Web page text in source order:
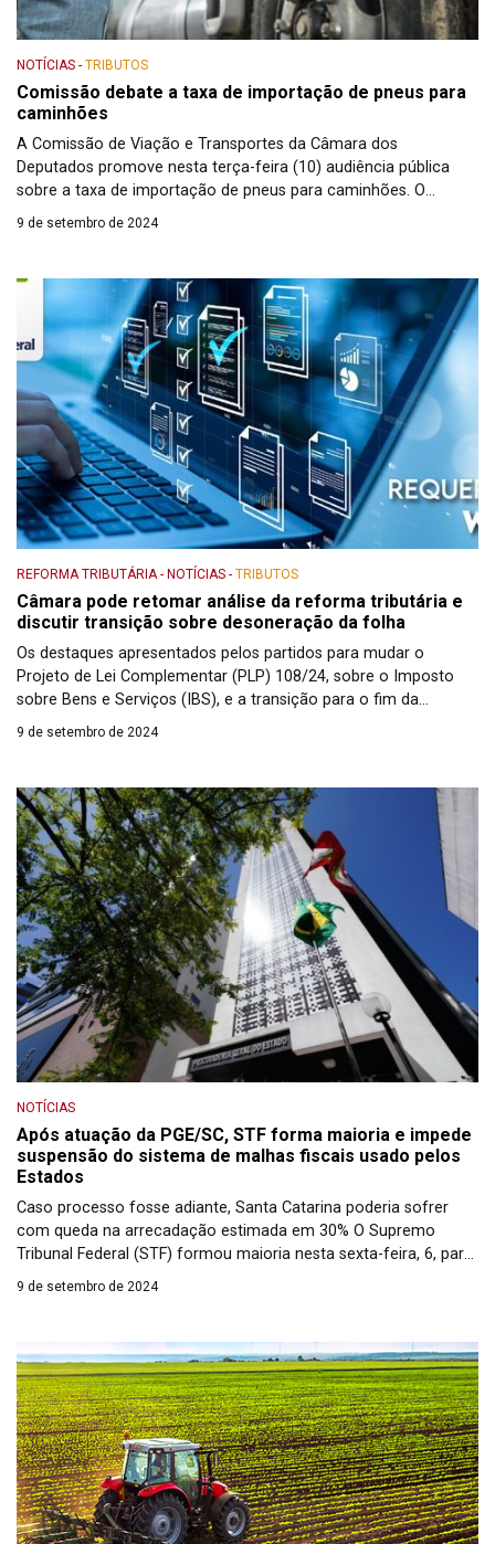
NOTÍCIAS - TRIBUTOS
Comissão debate a taxa de importação de pneus para
caminhões
A Comissão de Viação e Transportes da Câmara dos
Deputados promove nesta terça-feira (10) audiência pública
sobre a taxa de importação de pneus para caminhões. O
debate atende a pedido do deputado Zé Trovão (PL-SC).
15h30. […]
9 de setembro de 2024
REFORMA TRIBUTÁRIA- NOTÍCIAS - TRIBUTOS
Câmara pode retomar análise da reforma tributária e
discutir transição sobre desoneração da folha
Os destaques apresentados pelos partidos para mudar o
Projeto de Lei Complementar (PLP) 108/24, sobre o Imposto
sobre Bens e Serviços (IBS), e a transição para o fim da
desoneração da folha de pagamentos são itens que o Plenário
9 de setembro de 2024
NOTÍCIAS
Após atuação da PGE/SC, STF forma maioria e impede
suspensão do sistema de malhas fiscais usado pelos
Estados
Caso processo fosse adiante, Santa Catarina poderia sofrer
com queda na arrecadação estimada em 30% O Supremo
Tribunal Federal (STF) formou maioria nesta sexta-feira, 6, para
julgar improcedente um pedido feito pela Confederação
Catarina estima-se que a perda seria […]
9 de setembro de 2024